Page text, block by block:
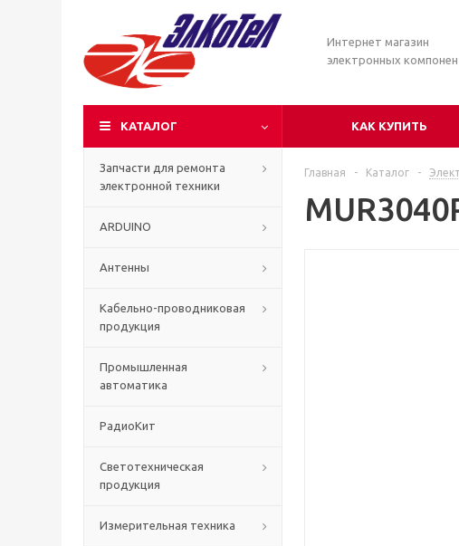
Интернет магазин
электронных
КАТАЛОГ КАК КУПИТЬ
Запчасти для ремонта
электронной техники
ARDUINO
Антенны
Кабельно-проводниковая
продукция
Промышленная
автоматика
РадиоКит
Светотехническая
продукция
Измерительная техника
Главная - Каталог -